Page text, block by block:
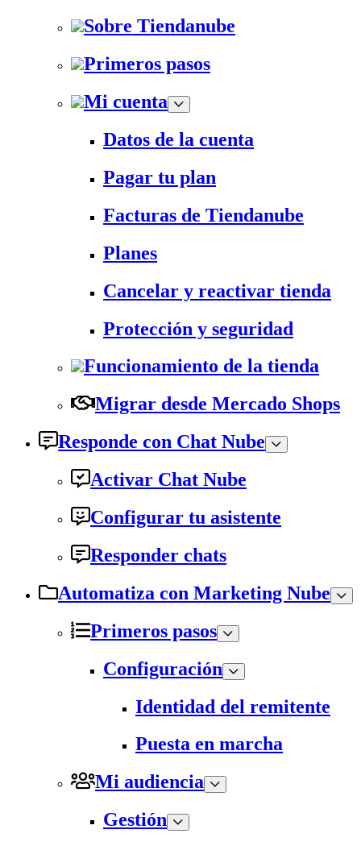
Sobre Tiendanube
Primeros pasos
Mi cuenta
Datos de la cuenta
Pagar tu plan
Facturas de Tiendanube
Planes
Cancelar y reactivar tienda
Protección y seguridad
Funcionamiento de la tienda
Migrar desde Mercado Shops
Responde con Chat Nube
Activar Chat Nube
Configurar tu asistente
Responder chats
Automatiza con Marketing Nube
Primeros pasos
Configuración
Identidad del remitente
Puesta en marcha
Mi audiencia
Gestión